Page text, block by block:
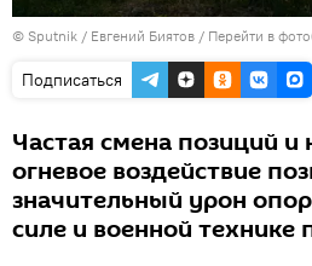
© Sputnik / Евгений Биятов / Перейти в
Подписаться
Частая смена позиций
огневое воздействие
значительный урон
силе и военной технике